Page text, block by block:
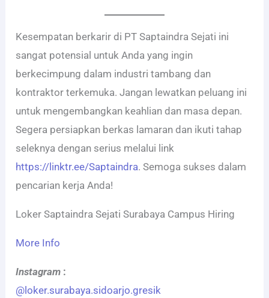
Kesempatan berkarir di PT Saptaindra Sejati ini
sangat potensial untuk Anda yang ingin
berkecimpung dalam industri tambang dan
kontraktor terkemuka. Jangan lewatkan peluang ini
untuk mengembangkan keahlian dan masa depan.
Segera persiapkan berkas lamaran dan ikuti tahap
seleknya dengan serius melalui link
https://linktr.ee/Saptaindra. Semoga sukses dalam
pencarian kerja Anda!
Loker Saptaindra Sejati Surabaya Campus Hiring
More Info
Instagram :
@loker.surabaya.sidoarjo.gresik